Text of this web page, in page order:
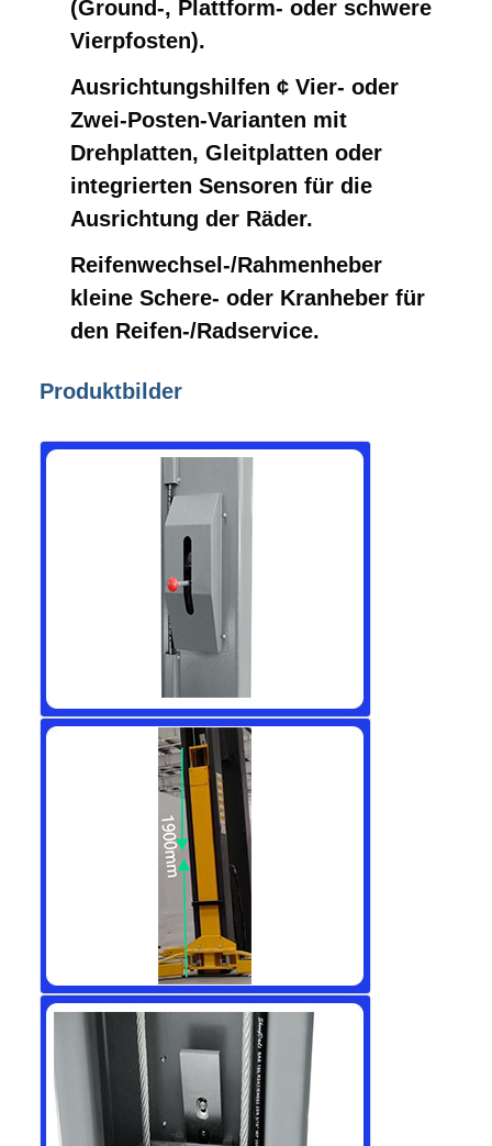
(Ground-, Plattform- oder schwere
Vierpfosten).
Ausrichtungshilfen ¢ Vier- oder
Zwei-Posten-Varianten mit
Drehplatten, Gleitplatten oder
integrierten Sensoren für die
Ausrichtung der Räder.
Reifenwechsel-/Rahmenheber ️
kleine Schere- oder Kranheber für
den Reifen-/Radservice.
Produktbilder